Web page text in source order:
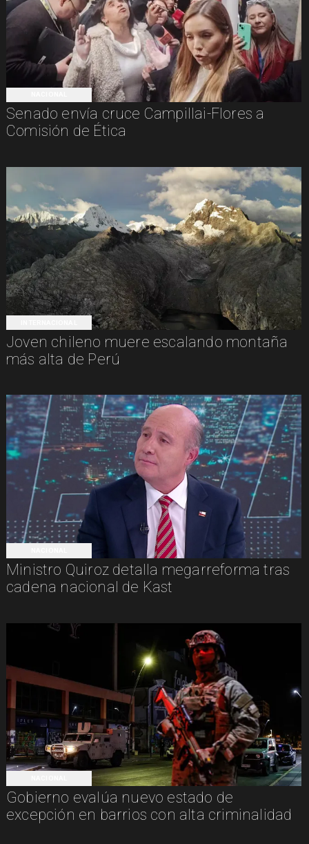
Senado envía cruce Campillai-Flores a
Comisión de Ética
Joven chileno muere escalando montaña
más alta de Perú
Ministro Quiroz detalla megarreforma tras
cadena nacional de Kast
Gobierno evalúa nuevo estado de
excepción en barrios con alta criminalidad